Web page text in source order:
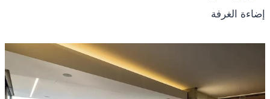
إضاءة الغرفة